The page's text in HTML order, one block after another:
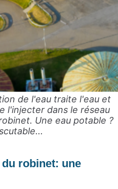
de l'eau traite l'eau et
l'injecter dans le réseau
Une eau potable ?
robinet: une